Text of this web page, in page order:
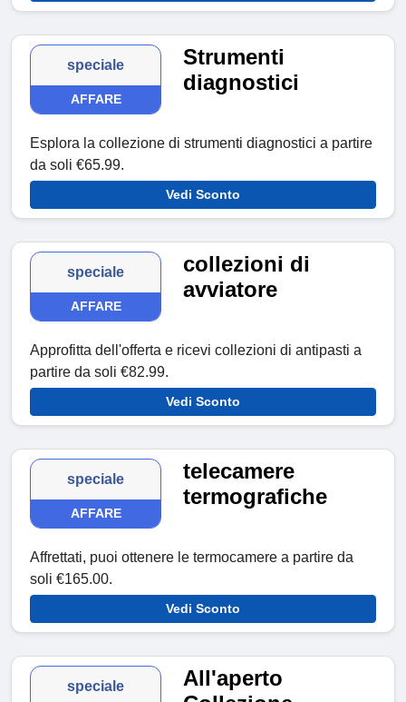
speciale
AFFARE
Strumenti
diagnostici
Esplora la collezione di strumenti diagnostici a partire
da soli €65.99.
Vedi Sconto
speciale
AFFARE
collezioni di
avviatore
Approfitta dell'offerta e ricevi collezioni di antipasti a
partire da soli €82.99.
Vedi Sconto
speciale
AFFARE
telecamere
termografiche
Affrettati, puoi ottenere le termocamere a partire da
soli €165.00.
Vedi Sconto
speciale
All'aperto